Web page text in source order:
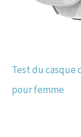
Test du casque
pour femme